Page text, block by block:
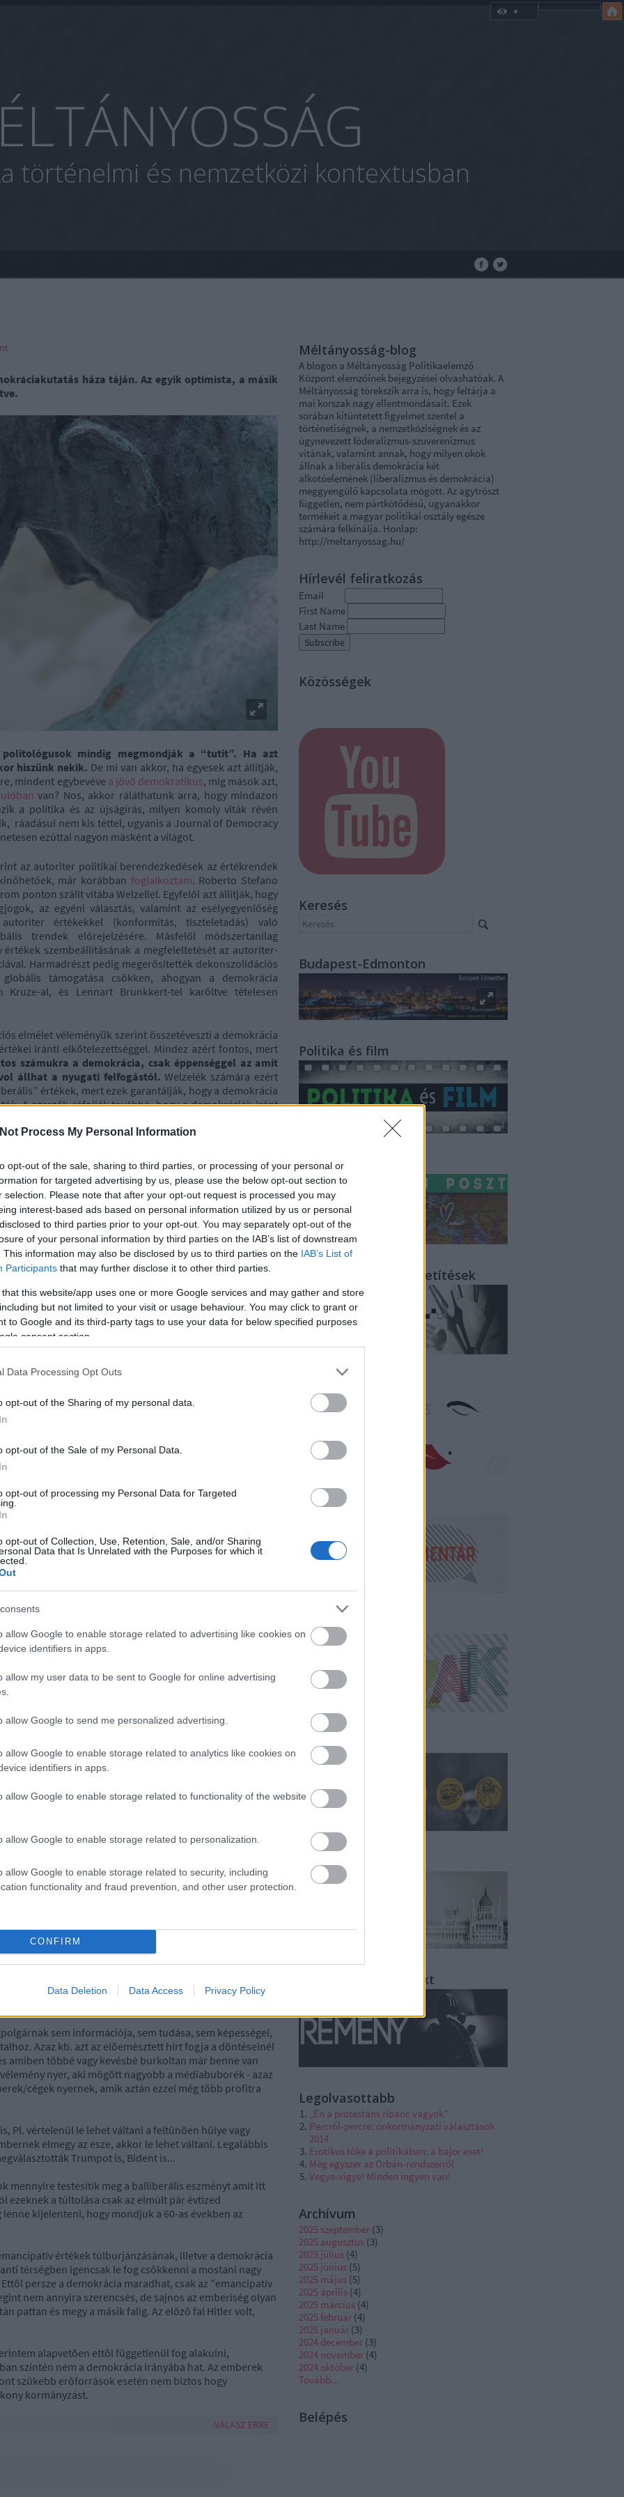
Process My Personal Information
opt-out of the sale, sharing to third parties, or processing of your personal or
for targeted advertising by us, please use the below opt-out section to
selection. Please note that after your opt-out request is processed you may
interest-based ads based on personal information utilized by us or personal
to third parties prior to your opt-out. You may separately opt-out of the
of your personal information by third parties on the IAB’s list of downstream
This information may also be disclosed by us to third parties on the IAB’s List of
Participants that may further disclose it to other third parties.
that this website/app uses one or more Google services and may gather and store
but not limited to your visit or usage behaviour. You may click to grant or
to Google and its third-party tags to use your data for below specified purposes
consent section.
Data Processing Opt Outs
opt-out of the Sharing of my personal data.
opt-out of the Sale of my Personal Data.
opt-out of processing my Personal Data for Targeted
opt-out of Collection, Use, Retention, Sale, and/or Sharing
Data that Is Unrelated with the Purposes for which it
allow Google to enable storage related to advertising like cookies on
identifiers in apps.
allow my user data to be sent to Google for online advertising
allow Google to send me personalized advertising.
allow Google to enable storage related to analytics like cookies on
identifiers in apps.
allow Google to enable storage related to functionality of the website
allow Google to enable storage related to personalization.
allow Google to enable storage related to security, including
functionality and fraud prevention, and other user protection.
CONFIRM
Data Deletion Data Access Privacy Policy
történelmi és nemzetközi kontextusban
háza táján. Az egyik optimista, a másik
mindig megmondják a “tutit”. Ha azt
hiszünk nekik. De mi van akkor, ha egyesek azt állítják,
mindent egybevéve a jövő demokratikus, míg mások azt,
van? Nos, akkor ráláthatunk arra, hogy mindazon
a politika és az újságírás, milyen komoly viták révén
ráadásul nem kis téttel, ugyanis a Journal of Democracy
ezúttal nagyon másként a világot.
az autoriter politikai berendezkedések az értékrendek
már korábban foglalkoztam. Roberto Stefano
ponton szállt vitába Welzellel. Egyfelől azt állítják, hogy
az egyéni választás, valamint az esélyegyenlőség
értékekkel (konformitás, tiszteletadás) való
trendek előrejelzésére. Másfelől módszertanilag
szembeállításának a megfeleltetését az autoriter-
Harmadrészt pedig megerősítették dekonszolidációs
támogatása csökken, ahogyan a demokrácia
Kruze-al, és Lennart Brunkkert-tel karöltve tételesen
elmélet véleményük szerint összetéveszti a demokrácia
iránti elkötelezettséggel. Mindez azért fontos, mert
számukra a demokrácia, csak éppenséggel az amit
állhat a nyugati felfogástól. Welzelék számára ezért
értékek, mert ezek garantálják, hogy a demokrácia
A szerzők cáfolják továbbá, hogy a demokráciák iránt
kulturálisan aláásták volna a demokráciákat. Kulturális
Antidemokratikus rendszerek jönnek mennek, de a
illetve, ha a politikai helyzet lehetőséget teremt,
vágy, ott könnyebben adaptálják majd az állampolgárok.
amelyben cáfolják, hogy a demokratikus
állítások, amelyek külön-külön megérdemelnének
arra, hogya politikatudományt is meghatározzák
értékek, egyben arra is, hogy lehetséges nagyon
ugyanabban hiszünk.A felsorolt szerzők mind a
fontos vitát vívnak, amelyben nem is annyira a
Érvelésük nyomán ugyanis többet tudhatunk meg a
mintha egymás válát veregetve
kapcsán. Ha győztest nem is hirdethetünk, várjuk a
bejegyzések:
api/trackback/id/17785404
Kommentek:
ellenőrzi. Kifogás esetén forduljon a blog szerkesztőjéhez. Részletek a
és azadatvédelmi tájékoztatóban.
kb. független dolgot próbálnak összekötni.
mechanizmus, a globális döntéshozatal egy
hátránya egyébként az, hogy nem megvalósítható,
sakkozós példa mutat rá: az egyik oldalon áll egy ország
és egy számítógépen leadhatnak egy-egy javaslatot, hogy
a legtöbben szavaznak, míg a másik oldalon pedig egy
sem információja, sem tudása, sem képességei,
Azaz kb. azt az elõemésztett hírt fogja a döntéseinél
amiben többé vagy kevésbé burkoltan már benne van
nyer, aki mögött nagyobb a médiabuborék - azaz
cégek nyernek, amik aztán ezzel még több profitra
Pl. vértelenül le lehet váltani a feltûnõen hülye vagy
elmegy az esze, akkor le lehet váltani. Legalábbis
Trumpot is, Bident is...
mennyire testesítik meg a balliberális eszményt amit itt
ezeknek a túltolása csak az elmúlt pár évtized
kijelenteni, hogy mondjuk a 60-as években az
értékek túlburjánzásának, illetve a demokrácia
térségben igencsak le fog csökkenni a mostani nagy
persze a demokrácia maradhat, csak az "emancipatív
nem annyira szerencsés, de sajnos az emberiség olyan
pattan és megy a másik falig. Az elõzõ fal Hitler volt,
alapvetõen ettõl függetlenül fog alakulni,
szintén nem a demokrácia irányába hat. Az emberek
szûkebb erõforrások esetén nem biztos hogy
kormányzást.
VÁLASZ ERRE
Méltányosság-blog
A blogon a Méltányosság Politikaelemző
Központ elemzőinek bejegyzései olvashatóak. A
Méltányosság törekszik arra is, hogy feltárja a
mai korszak nagy ellentmondásait. Ezek
sorában kitüntetett figyelmet szentel a
történetiségnek, a nemzetköziségnek és az
úgynevezett föderalizmus-szuverenizmus
vitának, valamint annak, hogy milyen okok
állnak a liberális demokrácia két
alkotóelemének (liberalizmus és demokrácia)
meggyengülő kapcsolata mögött. Az agytröszt
független, nem pártkötődésű, ugyanakkor
termékeit a magyar politikai osztály egésze
számára felkínálja. Honlap:
http://meltanyossag.hu/
Hírlevél feliratkozás
Email
First Name
Last Name
Közösségek
Keresés
Budapest-Edmonton
Politika és film
Washington Poszt
Percről-percre - közvetítések
Vendégkommentár
KampányMozaik
Hall of MÉM
Alaptörvény
Roma Remény Projekt
Legolvasottabb
„Én a protestáns ribanc vagyok”
Percről-percre: önkormányzati választások
2014
Erotikus tőke a politikában: a bajor eset!
Még egyszer az Orbán-rendszerről
Vegye-vigye! Minden ingyen van!
Archívum
2025 szeptember (3)
2025 augusztus (3)
2025 július (4)
2025 június (5)
2025 május (5)
2025 április (4)
2025 március (4)
2025 február (4)
2025 január (3)
2024 december (3)
2024 november (4)
2024 október (4)
Tovább...
Belépés